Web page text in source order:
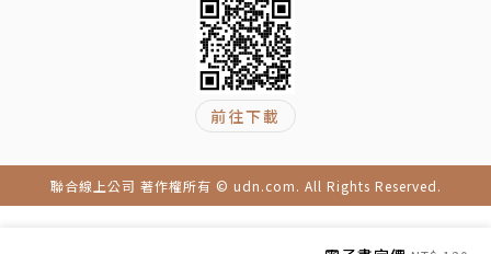
前往下載
聯合線上公司 著作權所有 © udn.com. All Rights Reserved.